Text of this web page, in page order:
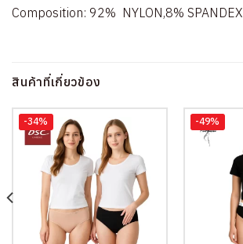
Composition: 92% NYLON,8% SPANDEX
สินค้าที่เกี่ยวข้อง
-34% -49%